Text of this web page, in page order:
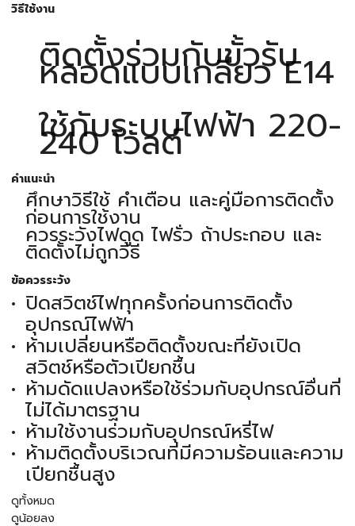
วิธีใช้งาน
ติดตั้งร่วมกับขั้วรับ
หลอดแบบเกลียว E14
ใช้กับระบบไฟฟ้า 220-
240 โวลต์
คำแนะนำ
ศึกษาวิธีใช้ คำเตือน และคู่มือการติดตั้ง
ก่อนการใช้งาน
ควรระวังไฟดูด ไฟรั่ว ถ้าประกอบ และ
ติดตั้งไม่ถูกวิธี
ข้อควรระวัง
ปิดสวิตช์ไฟทุกครั้งก่อนการติดตั้ง
อุปกรณ์ไฟฟ้า
ห้ามเปลี่ยนหรือติดตั้งขณะที่ยังเปิด
สวิตช์หรือตัวเปียกชื้น
ห้ามดัดแปลงหรือใช้ร่วมกับอุปกรณ์อื่นที่
ไม่ได้มาตรฐาน
ห้ามใช้งานร่วมกับอุปกรณ์หรี่ไฟ
ห้ามติดตั้งบริเวณที่มีความร้อนและความ
เปียกชื้นสูง
ดูทั้งหมด
ดูน้อยลง